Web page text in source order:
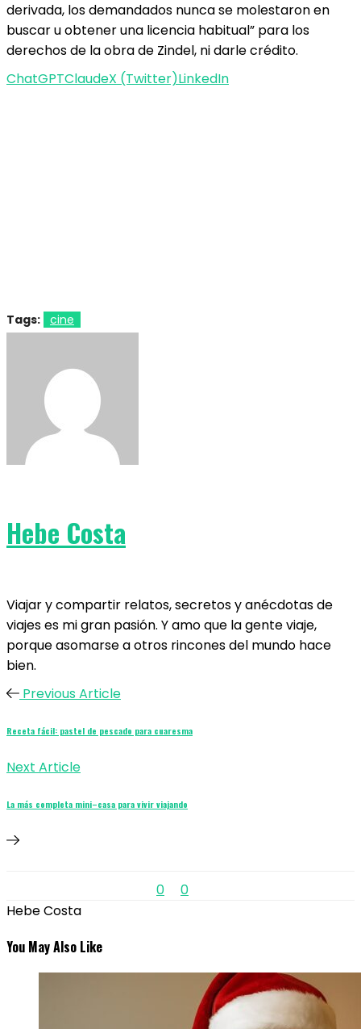
derivada, los demandados nunca se molestaron en
buscar u obtener una licencia habitual” para los
derechos de la obra de Zindel, ni darle crédito.
ChatGPTClaudeX (Twitter)LinkedIn
Tags: cine
Hebe Costa
Viajar y compartir relatos, secretos y anécdotas de
viajes es mi gran pasión. Y amo que la gente viaje,
porque asomarse a otros rincones del mundo hace
bien.
Previous Article
Receta fácil: pastel de pescado para cuaresma
Next Article
La más completa mini–casa para vivir viajando
0
0
Hebe Costa
You May Also Like